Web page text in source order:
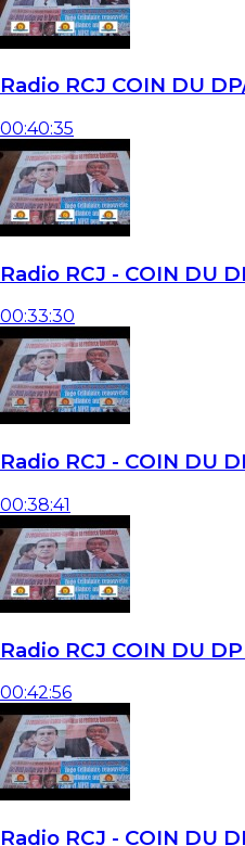
Radio RCJ COIN DU
00:40:35
Radio RCJ - COIN DU
00:33:30
Radio RCJ - COIN DU
00:38:41
Radio RCJ COIN DU
00:42:56
Radio RCJ - COIN DU